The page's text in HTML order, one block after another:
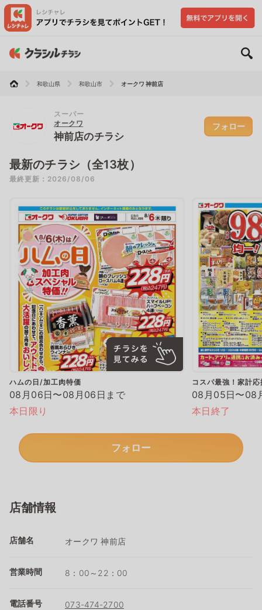
和歌山県 和歌山市 オークワ 神前店
スーパー
オークワ
神前店のチラシ
フォロー
最新のチラシ（全13枚）
最終更新：2026/08/06
ハムの日/加工肉特価
08月06日〜08月06日まで
本日限り
コスパ最強！家計
08月05日〜08
本日終了
フォロー
店舗情報
店舗名 オークワ 神前店
営業時間 8：00～22：00
電話番号 073-474-2700